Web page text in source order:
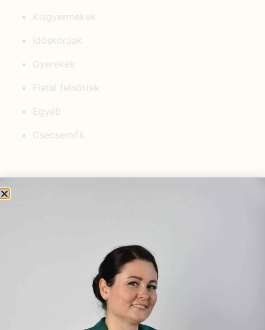
Kisgyermekek
Időskorúak
Gyerekek
Fiatal felnőttek
Egyéb
Csecsemők
„Az anyuka, a legjobb munkaerő!”
2025.02.02.
Mennyit ér az Egészséged?